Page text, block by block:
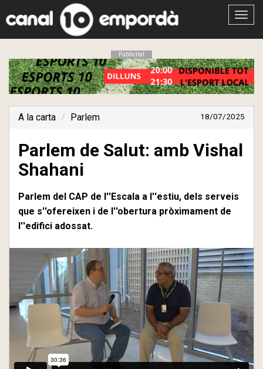
Obrir
Publicitat
A la carta Parlem 18/07/2025
Parlem de Salut: amb Vishal
Shahani
Parlem del CAP de l''Escala a l''estiu, dels serveis
que s''ofereixen i de l''obertura pròximament de
l''edifici adossat.